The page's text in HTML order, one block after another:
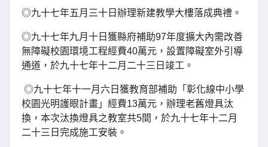
◎九十七年五月三十日辦理新建教學大樓落成典禮。
◎九十七年九月十日獲縣府補助97年度擴大內需改善
無障礙校園環境工程經費40萬元，設置障礙室外引導
通道，於九十七年十二月二十三日竣工。
◎九十七年十一月六日獲教育部補助「彰化線中小學
校園光明護眼計畫」經費13萬元，辦理老舊燈具汰
換，本次汰換燈具之教室共5間，於九十七年十二月
二十三日完成施工安裝。